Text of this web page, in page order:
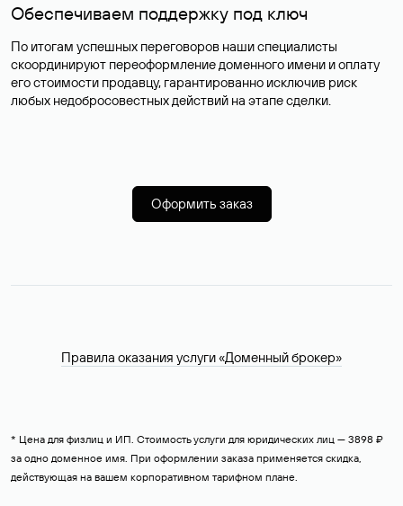
Обеспечиваем поддержку под ключ
По итогам успешных переговоров наши специалисты
скоординируют переоформление доменного имени и оплату
его стоимости продавцу, гарантированно исключив риск
любых недобросовестных действий на этапе сделки.
Оформить заказ
Правила оказания услуги «Доменный брокер»
* Цена для физлиц и ИП. Стоимость услуги для юридических лиц — 3898 ₽
за одно доменное имя. При оформлении заказа применяется скидка,
действующая на вашем корпоративном тарифном плане.